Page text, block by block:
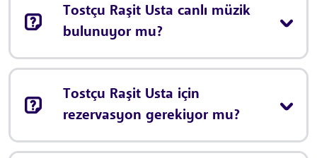
Tostçu Raşit Usta canlı müzik
bulunuyor mu?
Tostçu Raşit Usta için
rezervasyon gerekiyor mu?